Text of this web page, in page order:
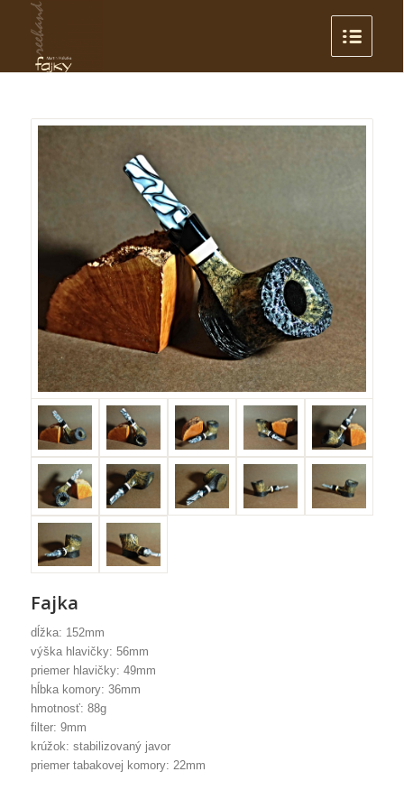
Fajka
dĺžka: 152mm
výška hlavičky: 56mm
priemer hlavičky: 49mm
hĺbka komory: 36mm
hmotnosť: 88g
filter: 9mm
krúžok: stabilizovaný javor
priemer tabakovej komory: 22mm